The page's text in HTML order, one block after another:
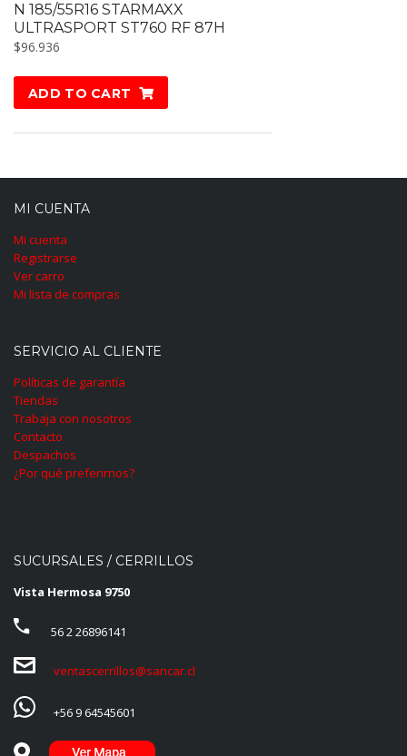
N 185/55R16 STARMAXX
ULTRASPORT ST760 RF 87H
$96.936
ADD TO CART
MI CUENTA
Mi cuenta
Registrarse
Ver carro
Mi lista de compras
SERVICIO AL CLIENTE
Políticas de garantía
Tiendas
Trabaja con nosotros
Contacto
Despachos
¿Por qué preferirnos?
SUCURSALES / CERRILLOS
Vista Hermosa 9750
56 2 26896141
ventascerrillos@sancar.cl
+56 9 64545601